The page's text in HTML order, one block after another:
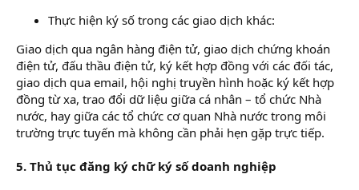
Thực hiện ký số trong các giao dịch khác:
Giao dịch qua ngân hàng điện tử, giao dịch chứng khoán
điện tử, đấu thầu điện tử, ký kết hợp đồng với các đối tác,
giao dịch qua email, hội nghị truyền hình hoặc ký kết hợp
đồng từ xa, trao đổi dữ liệu giữa cá nhân – tổ chức Nhà
nước, hay giữa các tổ chức cơ quan Nhà nước trong môi
trường trực tuyến mà không cần phải hẹn gặp trực tiếp.
5. Thủ tục đăng ký chữ ký số doanh nghiệp